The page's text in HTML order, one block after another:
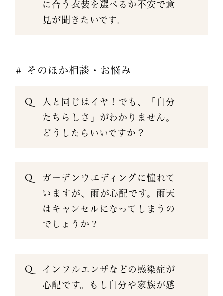
に合う衣装を選べるか不安で意
見が聞きたいです。
# そのほか相談・お悩み
人と同じはイヤ！でも、「自分
たちらしさ」がわかりません。
どうしたらいいですか？
ガーデンウエディングに憧れて
いますが、雨が心配です。雨天
はキャンセルになってしまうの
でしょうか？
インフルエンザなどの感染症が
心配です。もし自分や家族が感